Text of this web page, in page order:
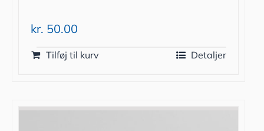
kr. 50.00
Tilføj til kurv Detaljer